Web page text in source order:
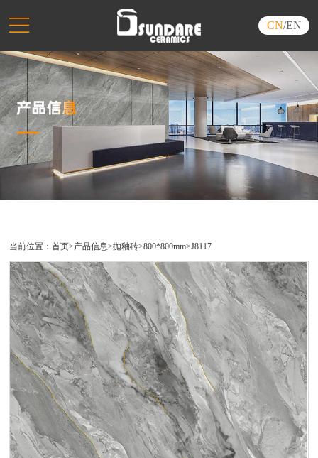
CN/EN
当前位置：首页>产品信息>抛釉砖>800*800mm>J8117